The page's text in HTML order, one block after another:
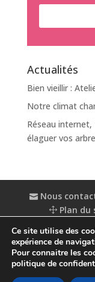
Actualités
Bien vieillir :
Notre climat
Réseau
élaguer vos
Nous
Plan du
Ce site utilise des
expérience de
Pour connaitre les
politique de